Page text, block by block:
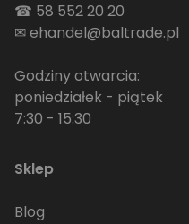
☎ 58 552 20 20
✉ehandel@baltrade.pl
Godziny otwarcia:
poniedziałek - piątek
7:30 - 15:30
Sklep
Blog